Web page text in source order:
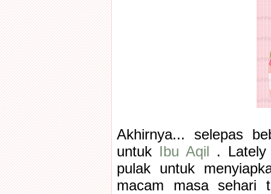
Akhirnya... selepas
untuk Ibu Aqil . Lately
pulak untuk
macam masa sehari